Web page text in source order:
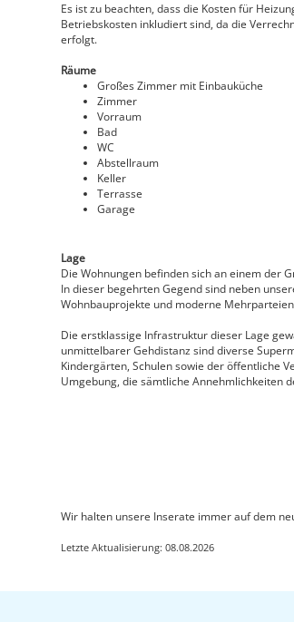
Es ist zu beachten, dass die Kosten für
Betriebskosten inkludiert sind, da die
erfolgt.
Räume
Großes Zimmer mit Einbauküche
Zimmer
Vorraum
Bad
WC
Abstellraum
Keller
Terrasse
Garage
Lage
Die Wohnungen befinden sich an einem der
In dieser begehrten Gegend sind neben
Wohnbauprojekte und moderne
Die erstklassige Infrastruktur dieser Lage
unmittelbarer Gehdistanz sind diverse
Kindergärten, Schulen sowie der öffentliche
Umgebung, die sämtliche Annehmlichkeiten
Wir halten unsere Inserate immer auf dem
Letzte Aktualisierung: 08.08.2026